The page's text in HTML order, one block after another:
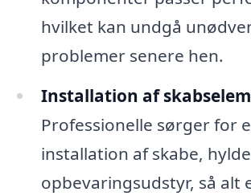
hvilket kan undgå
problemer senere hen.
Installation af
Professionelle sørger for
installation af skabe,
opbevaringsudstyr, så alt